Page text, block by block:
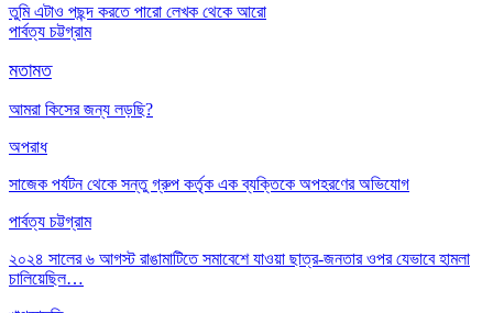
তুমি এটাও পছন্দ করতে পারো লেখক থেকে আরো
পার্বত্য চট্টগ্রাম
মতামত
আমরা কিসের জন্য লড়ছি?
অপরাধ
সাজেক পর্যটন থেকে সন্তু গ্রুপ কর্তৃক এক ব্যক্তিকে অপহরণের অভিযোগ
পার্বত্য চট্টগ্রাম
২০২৪ সালের ৬ আগস্ট রাঙামাটিতে সমাবেশে যাওয়া ছাত্র-জনতার ওপর যেভাবে হামলা
চালিয়েছিল…